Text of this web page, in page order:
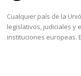
Cualquier país de la
legislativos, judiciales y
instituciones europeas.